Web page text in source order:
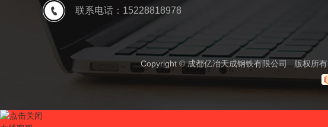
联系电话：15228818978
Copyright © 成都亿冶天成钢铁有限公司 版权所有